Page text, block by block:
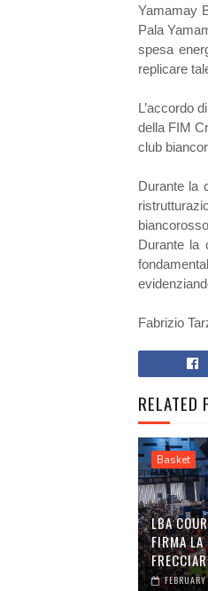
Yamamay
Pala
spesa
replicare
L’accordo
della FIM
club
Durante la
Durante la
Fabrizio
RELATED
Basket
LBA
FIRMA LA